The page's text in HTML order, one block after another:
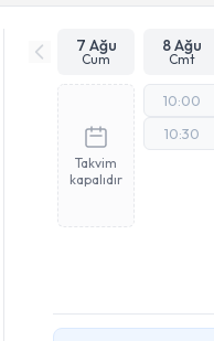
7 Ağu
Cum
8 Ağu
Cmt
Takvim
kapalıdır
10:00
10:30